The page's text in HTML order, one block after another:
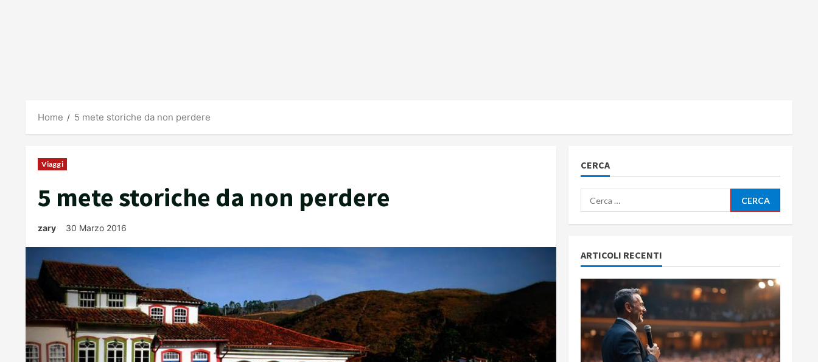
Home 5 mete storiche da non perdere
Viaggi
5 mete storiche da non perdere
zary 30 Marzo 2016
CERCA
Ricerca
per:
ARTICOLI RECENTI